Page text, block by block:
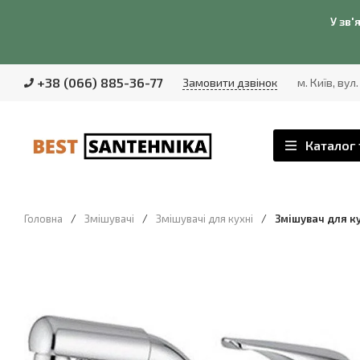
У
+38 (066) 885-36-77 Замовити дзвінок м. Київ,
Каталог
Головна / Змішувачі / Змішувачі для кухні / Змішувач для